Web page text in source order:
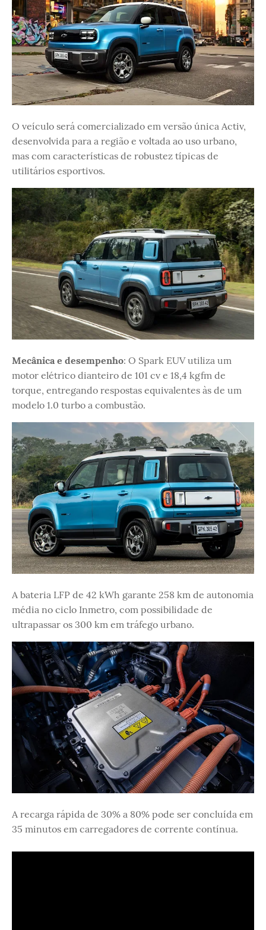
O veículo será comercializado em versão única Activ,
desenvolvida para a região e voltada ao uso urbano,
mas com características de robustez típicas de
utilitários esportivos.
Mecânica e desempenho: O Spark EUV utiliza um
motor elétrico dianteiro de 101 cv e 18,4 kgfm de
torque, entregando respostas equivalentes às de um
modelo 1.0 turbo a combustão.
A bateria LFP de 42 kWh garante 258 km de autonomia
média no ciclo Inmetro, com possibilidade de
ultrapassar os 300 km em tráfego urbano.
A recarga rápida de 30% a 80% pode ser concluída em
35 minutos em carregadores de corrente contínua.